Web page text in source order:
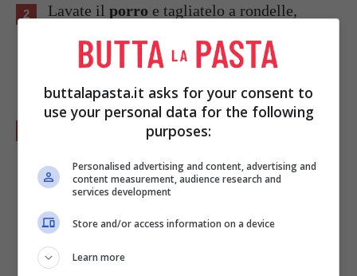
Lavate il porro e tagliatelo a rondelle,
ponetelo quindi in una padella con un paio di
cucchiai di
olioe lasciatelo insaporire.
Aggiungete i cubetti di zucca, il
, una
Coprite e lasciate cuocere fino a che la zucca
diventerà tenera, saranno necessari circa 30
minuti.
buttalapasta.it asks for your consent to
use your personal data for the following
purposes:
Personalised advertising and content, advertising and
content measurement, audience research and
services development
Store and/or access information on a device
Learn more